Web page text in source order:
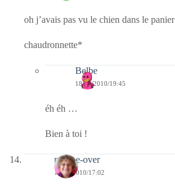
oh j’avais pas vu le chien dans le panier
chaudronnette*
Belbe
18/08/2010/19:45
éh éh …
Bien à toi !
marine-over
18/08/2010/17:02